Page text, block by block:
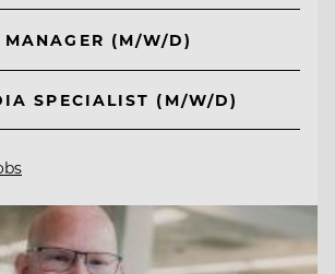
MANAGER (M/W/D)
SPECIALIST (M/W/D)